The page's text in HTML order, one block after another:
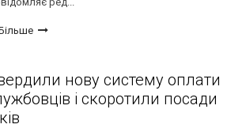
нову систему оплати
і скоротили посади